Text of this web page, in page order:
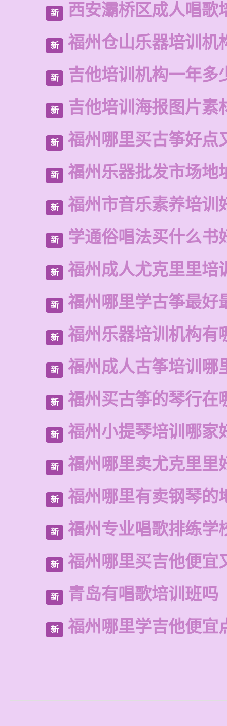
新 西安灞桥区成人唱歌
新 福州仓山乐器培训机
新 吉他培训机构一年多
新 吉他培训海报图片素
新 福州哪里买古筝好点
新 福州乐器批发市场地
新 福州市音乐素养培训
新 学通俗唱法买什么书
新 福州成人尤克里里培
新 福州哪里学古筝最好
新 福州乐器培训机构有
新 福州成人古筝培训哪
新 福州买古筝的琴行在
新 福州小提琴培训哪家
新 福州哪里卖尤克里里
新 福州哪里有卖钢琴的
新 福州专业唱歌排练学
新 福州哪里买吉他便宜
新 青岛有唱歌培训班吗
新 福州哪里学吉他便宜